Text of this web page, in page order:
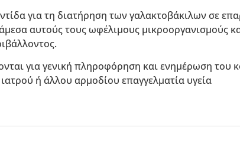
για τη διατήρηση των γαλακτοβάκιλων σε
αυτούς τους ωφέλιμους μικροοργανισμούς
για γενική πληροφόρηση και ενημέρωση του
ή άλλου αρμοδίου επαγγελματία υγεία